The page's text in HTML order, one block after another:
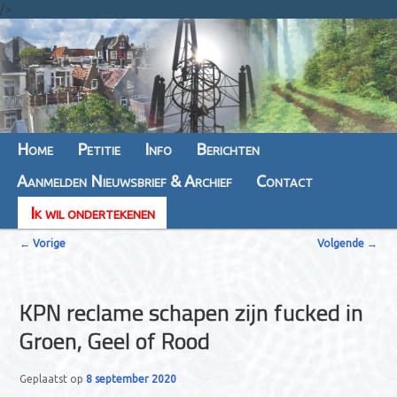
/>
Hoofdmenu
Spring
naar
de
primaire
Spring
naar
de
secundaire
Home Petitie Info
Berichten
Aanmelden Nieuwsbrief & Archief
Contact
Ik wil ondertekenen
B
i
c
← Vorige Volgende →
KPN reclame schapen zijn fucked in
Groen, Geel of Rood
Geplaatst op8 september 2020